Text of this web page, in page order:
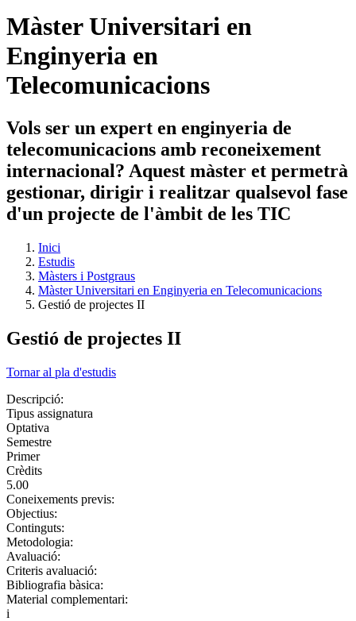
Màster Universitari en
Enginyeria en
Telecomunicacions
Vols ser un expert en enginyeria de
telecomunicacions amb reconeixement
internacional? Aquest màster et permetrà
gestionar, dirigir i realitzar qualsevol fase
d'un projecte de l'àmbit de les TIC
Inici
Estudis
Màsters i Postgraus
Màster Universitari en Enginyeria en Telecomunicacions
Gestió de projectes II
Gestió de projectes II
Tornar al pla d'estudis
Descripció:
Tipus assignatura
Optativa
Semestre
Primer
Crèdits
5.00
Coneixements previs:
Objectius:
Continguts:
Metodologia:
Avaluació:
Criteris avaluació:
Bibliografia bàsica:
Material complementari:
i